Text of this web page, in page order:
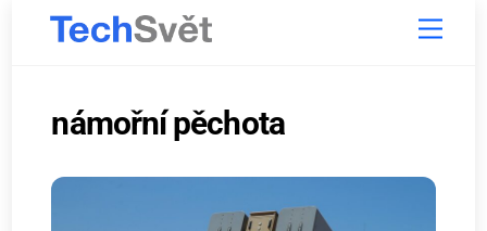
Menu
námořní pěchota